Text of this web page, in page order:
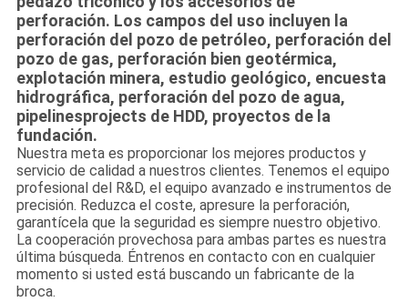
perforación. Los campos del uso incluyen la
perforación del pozo de petróleo, perforación del
pozo de gas, perforación bien geotérmica,
explotación minera, estudio geológico, encuesta
hidrográfica, perforación del pozo de agua,
pipelinesprojects de HDD, proyectos de la
fundación.
Nuestra meta es proporcionar los mejores productos y
servicio de calidad a nuestros clientes. Tenemos el equipo
profesional del R&D, el equipo avanzado e instrumentos de
precisión. Reduzca el coste, apresure la perforación,
garantícela que la seguridad es siempre nuestro objetivo.
La cooperación provechosa para ambas partes es nuestra
última búsqueda. Éntrenos en contacto con en cualquier
momento si usted está buscando un fabricante de la
broca.